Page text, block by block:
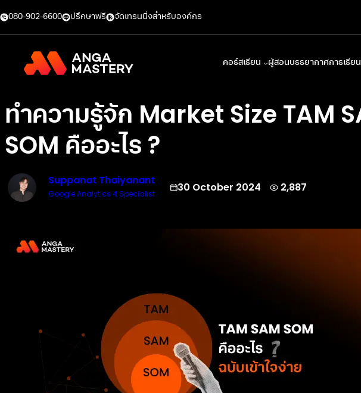
080-902-6600 ปรึกษาฟรี จัดเทรนนิ่งสำหรับองค์กร
คอร์สเรียน ผู้สอนบรรยากาศการเรียน
ทำความรู้จัก Market Size TAM
SOM คืออะไร ?
Suppanat Thaiyanant
Google Analytics 4 Specialist 30 October 2024 2,887